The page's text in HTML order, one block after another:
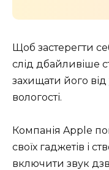
Щоб застерегти
слід дбайливіше
захищати його
вологості.
Компанія Apple
своїх гаджетів і
включити звук